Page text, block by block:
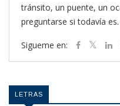
tránsito, un puente, un
preguntarse si todavía es.
Sigueme en:
LETRAS